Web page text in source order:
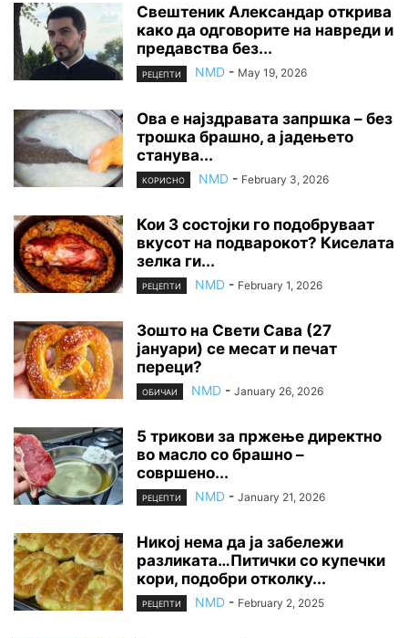
Свештеник Александар открива
како да одговорите на навреди и
предавства без...
РЕЦЕПТИ NMD - May 19, 2026
Ова е најздравата запршка – без
трошка брашно, а јадењето
станува...
КОРИСНО NMD - February 3, 2026
Кои 3 состојки го подобруваат
вкусот на подварокот? Киселата
зелка ги...
РЕЦЕПТИ NMD - February 1, 2026
Зошто на Свети Сава (27
јануари) се месат и печат
переци?
ОБИЧАИ NMD - January 26, 2026
5 трикови за пржење директно
во масло со брашно –
совршено...
РЕЦЕПТИ NMD - January 21, 2026
Никој нема да ја забележи
разликата…Питички со купечки
кори, подобри отколку...
РЕЦЕПТИ NMD - February 2, 2025